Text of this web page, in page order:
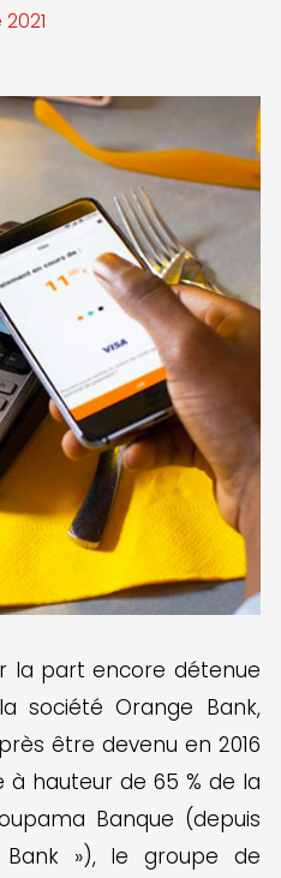
la part encore détenue
société Orange Bank,
être devenu en 2016
à hauteur de 65 % de la
Banque (depuis
»), le groupe de